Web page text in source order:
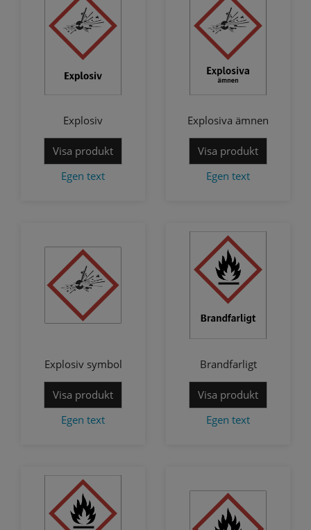
Explosiv
Visa produkt
Egen text
Explosiva ämnen
Visa produkt
Egen text
Explosiv symbol
Visa produkt
Egen text
Brandfarligt
Visa produkt
Egen text